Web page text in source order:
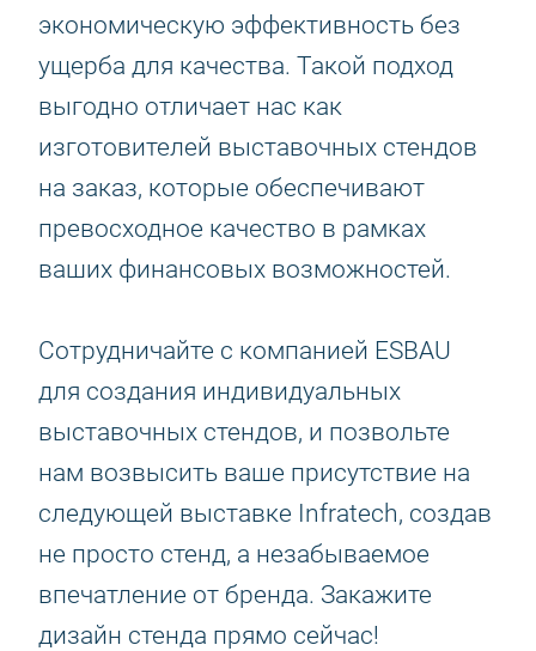
экономическую эффективность без
ущерба для качества. Такой подход
выгодно отличает нас как
изготовителей выставочных стендов
на заказ, которые обеспечивают
превосходное качество в рамках
ваших финансовых возможностей.
Сотрудничайте с компанией ESBAU
для создания индивидуальных
выставочных стендов, и позвольте
нам возвысить ваше присутствие на
следующей выставке Infratech, создав
не просто стенд, а незабываемое
впечатление от бренда. Закажите
дизайн стенда прямо сейчас!